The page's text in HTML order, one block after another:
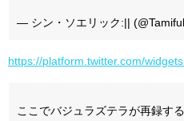
— シン・ソエリック:||
https://platform.twitter.com/
ここでバジュラズテラが再録す